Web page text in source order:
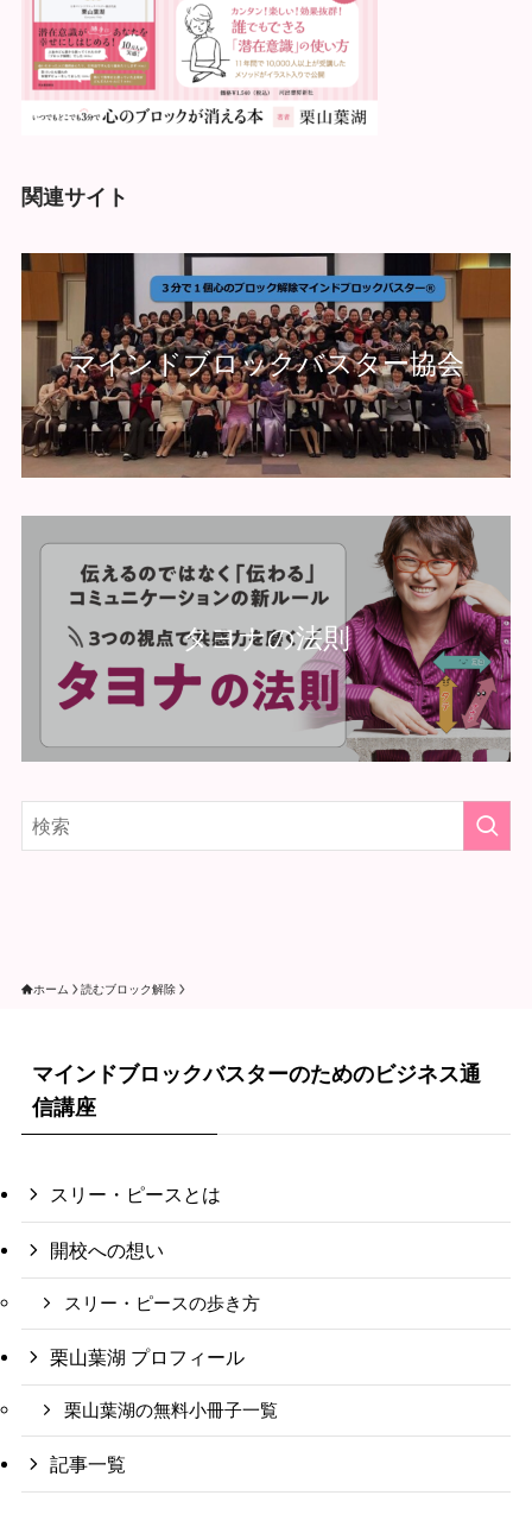
関連サイト
マインドブロックバスター協会
タヨナの法則
ホーム 読むブロック解除
マインドブロックバスターのためのビジネス通
信講座
スリー・ピースとは
開校への想い
スリー・ピースの歩き方
栗山葉湖 プロフィール
栗山葉湖の無料小冊子一覧
記事一覧